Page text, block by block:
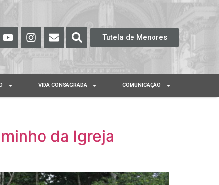
Tutela de Menores
VIDA CONSAGRADA COMUNICAÇÃO
da Igreja